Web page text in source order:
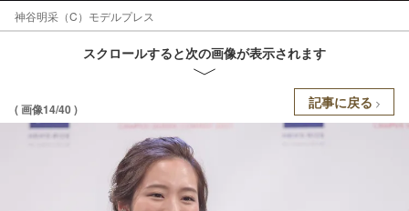
神谷明采（C）モデルプレス
スクロールすると次の画像が表示されます
( 画像14/40 ) 記事に戻る